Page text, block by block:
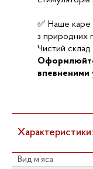
✅ Наше каре
з природних
Чистий
впевненими
Характеристики:
Вид м’яса